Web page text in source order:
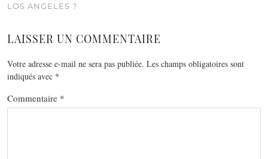
LOS ANGELES ?
LAISSER UN COMMENTAIRE
Votre adresse e-mail ne sera pas publiée. Les champs obligatoires sont
indiqués avec *
Commentaire *